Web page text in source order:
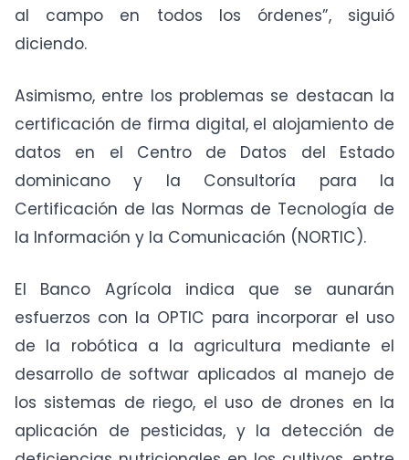
al campo en todos los órdenes”, siguió
diciendo.
Asimismo, entre los problemas se destacan la
certificación de firma digital, el alojamiento de
datos en el Centro de Datos del Estado
dominicano y la Consultoría para la
Certificación de las Normas de Tecnología de
la Información y la Comunicación (NORTIC).
El Banco Agrícola indica que se aunarán
esfuerzos con la OPTIC para incorporar el uso
de la robótica a la agricultura mediante el
desarrollo de softwar aplicados al manejo de
los sistemas de riego, el uso de drones en la
aplicación de pesticidas, y la detección de